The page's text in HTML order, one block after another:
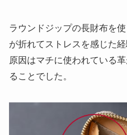
ラウンドジップの長財布を
が折れてストレスを感じた
原因はマチに使われている
ることでした。